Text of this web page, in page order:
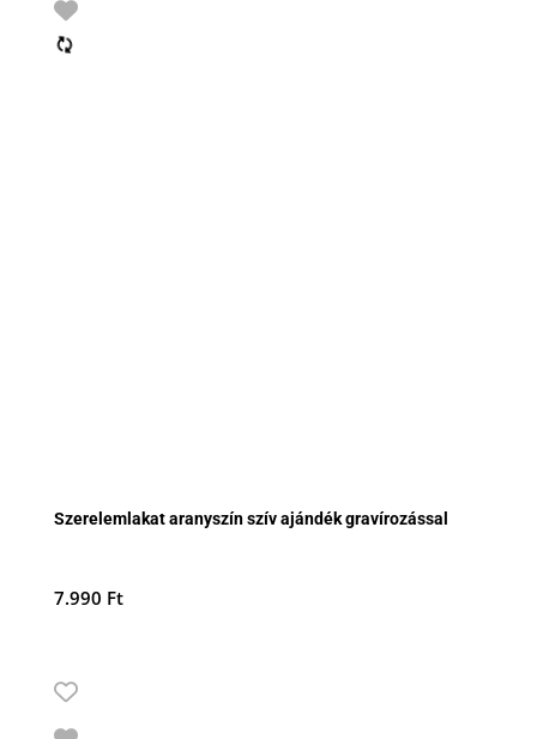
Szerelemlakat aranyszín szív ajándék gravírozással
7.990 Ft